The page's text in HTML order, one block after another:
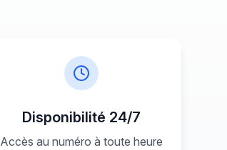
Disponibilité 24/7
Accès au numéro à toute heure